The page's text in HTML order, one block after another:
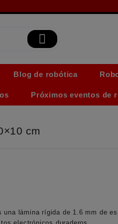
Blog de robótica
Próximos eventos de
cm
una lámina rígida de 1.6 mm de